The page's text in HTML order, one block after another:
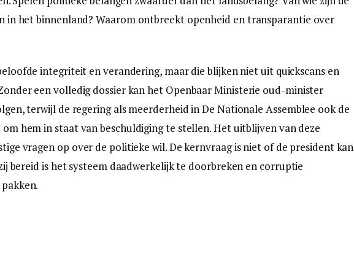
in het binnenland? Waarom ontbreekt openheid en transparantie over
integriteit en verandering, maar die blijken niet uit quickscans en
een volledig dossier kan het Openbaar Ministerie oud-minister
terwijl de regering als meerderheid in De Nationale Assemblee ook de
hem in staat van beschuldiging te stellen. Het uitblijven van deze
vragen op over de politieke wil. De kernvraag is niet of de president kan
bereid is het systeem daadwerkelijk te doorbreken en corruptie